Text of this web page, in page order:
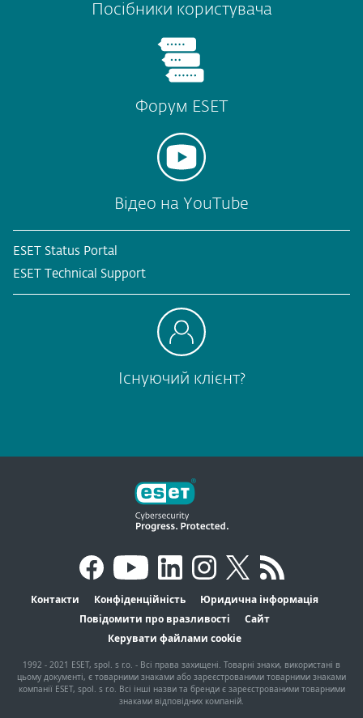
Посібники користувача
Форум ESET
Відео на YouTube
ESET Status Portal
ESET Technical Support
Існуючий клієнт?
Контакти Конфіденційність
Юридична інформація
Повідомити про вразливості
Сайт
Керувати файлами cookie
1992 - 2021 ESET, spol. s r.o. - Всі права захищені. Товарні знаки, використані в
цьому документі, є товарними знаками або зареєстрованими товарними знаками
компанії ESET, spol. s r.o. Всі інші назви та бренди є зареєстрованими товарними
знаками відповідних компаній.